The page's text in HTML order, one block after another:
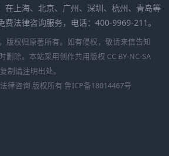
在上海、北京、广州、深圳、杭州、青岛等
费法律咨询服务，电话：400-9969-211。
版权归原著所有。如有侵权，敬请来信告知
删除。本站采用创作共用版权 CC BY-NC-SA
制请注明出处。
律咨询 版权所有 鲁ICP备18014467号